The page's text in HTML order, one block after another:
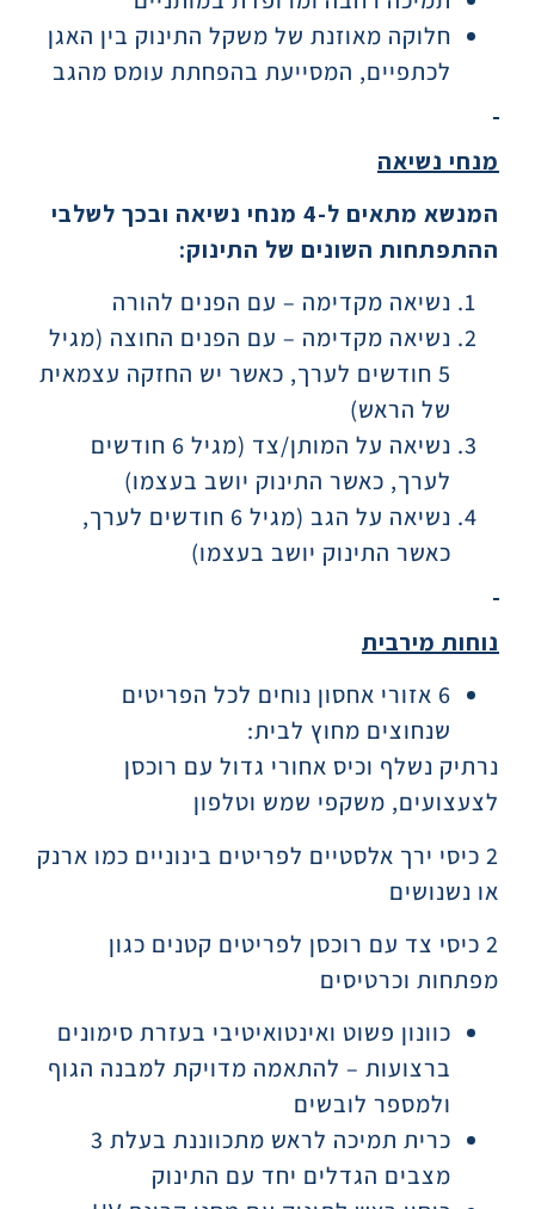
חלוקה מאוזנת של משקל התינוק בין האגן
לכתפיים, המסייעת בהפחתת עומס מהגב
מנחי נשיאה
המנשא מתאים ל-4 מנחי נשיאה ובכך לשלבי
ההתפתחות השונים של התינוק:
נשיאה מקדימה – עם הפנים להורה
נשיאה מקדימה – עם הפנים החוצה (מגיל
5 חודשים לערך, כאשר יש החזקה עצמאית
של הראש)
נשיאה על המותן/צד (מגיל 6 חודשים
לערך, כאשר התינוק יושב בעצמו)
נשיאה על הגב (מגיל 6 חודשים לערך,
כאשר התינוק יושב בעצמו)
נוחות מירבית
6 אזורי אחסון נוחים לכל הפריטים
שנחוצים מחוץ לבית:
נרתיק נשלף וכיס אחורי גדול עם רוכסן
לצעצועים, משקפי שמש וטלפון
2 כיסי ירך אלסטיים לפריטים בינוניים כמו ארנק
או נשנושים
2 כיסי צד עם רוכסן לפריטים קטנים כגון
מפתחות וכרטיסים
כוונון פשוט ואינטואיטיבי בעזרת סימונים
ברצועות – להתאמה מדויקת למבנה הגוף
ולמספר לובשים
כרית תמיכה לראש מתכווננת בעלת 3
מצבים הגדלים יחד עם התינוק